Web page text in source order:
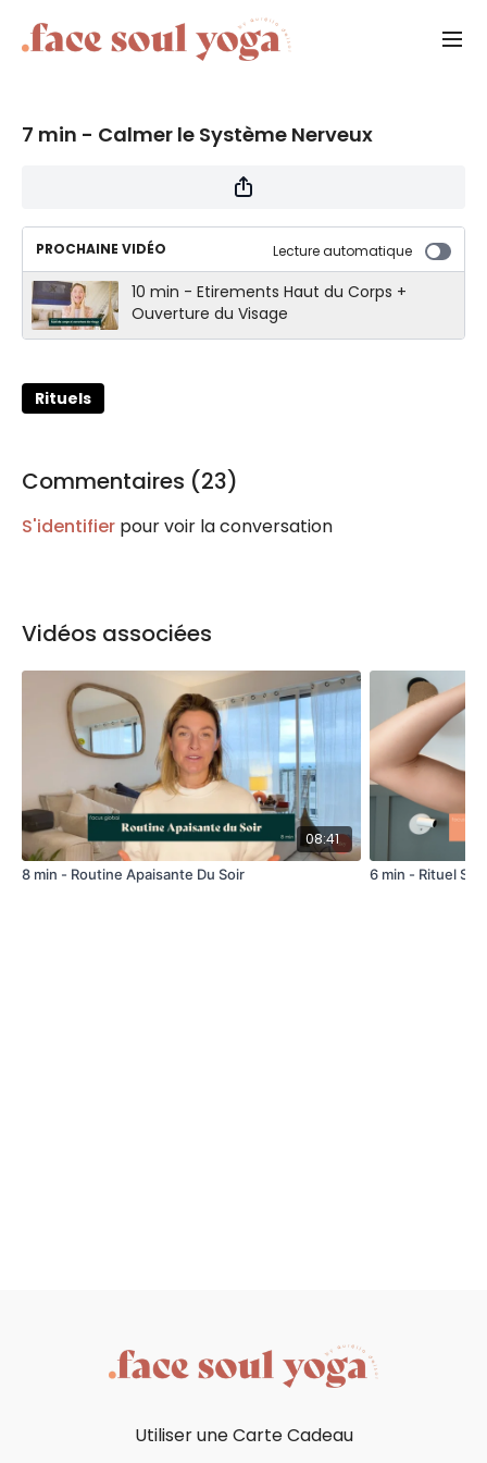
7 min - Calmer le Système Nerveux
PROCHAINE VIDÉO Lecture automatique
10 min - Etirements Haut du Corps +
Ouverture du Visage
Rituels
Commentaires (23)
S'identifier pour voir la conversation
Vidéos associées
08:41
8 min - Routine Apaisante Du Soir 6 min - Rituel
Utiliser une Carte Cadeau